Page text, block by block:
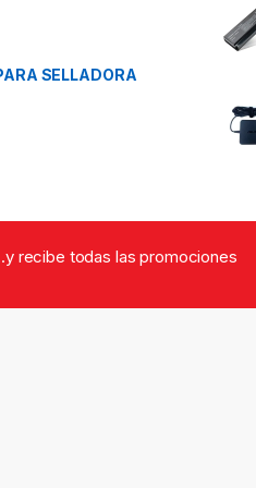
SELLADORA
recibe todas las promociones